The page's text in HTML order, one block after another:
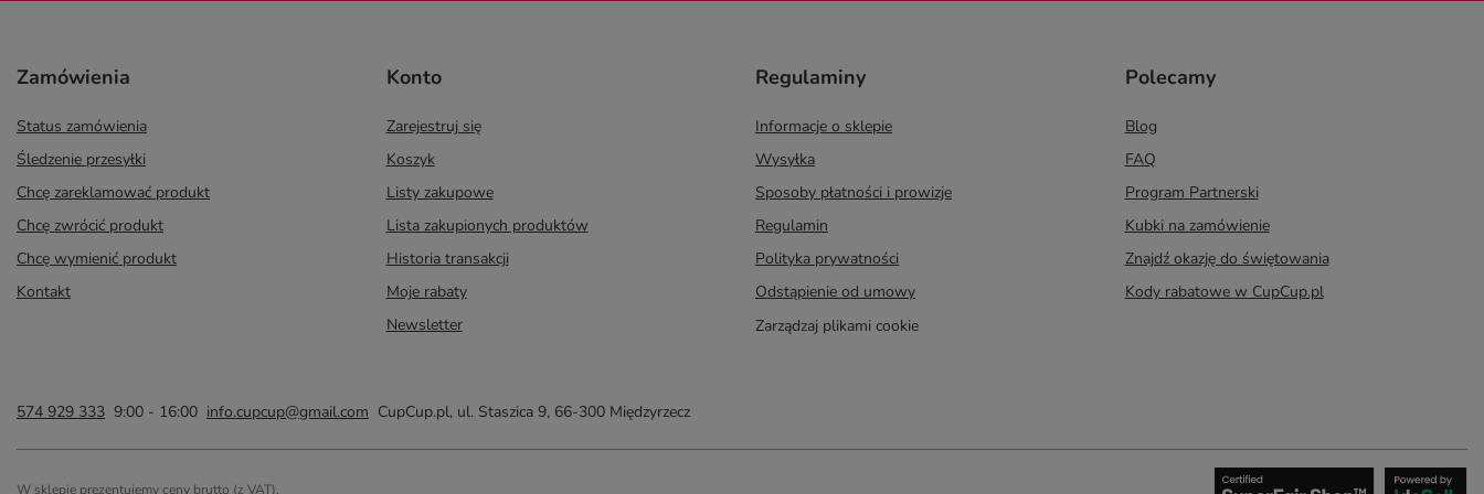
Zamówienia
Status zamówienia
Śledzenie przesyłki
Chcę zareklamować produkt
Chcę zwrócić produkt
Chcę wymienić produkt
Kontakt
Konto
Zarejestruj się
Koszyk
Listy zakupowe
Lista zakupionych produktów
Historia transakcji
Moje rabaty
Newsletter
Regulaminy
Informacje o sklepie
Wysyłka
Sposoby płatności i prowizje
Regulamin
Polityka prywatności
Odstąpienie od umowy
Zarządzaj plikami cookie
Polecamy
Blog
FAQ
Program Partnerski
Kubki na zamówienie
Znajdź okazję do świętowania
Kody rabatowe w CupCup.pl
574 929 333 9:00 - 16:00 info.cupcup@gmail.com CupCup.pl, ul. Staszica 9, 66-300 Międzyrzecz
W sklepie prezentujemy ceny brutto (z VAT).